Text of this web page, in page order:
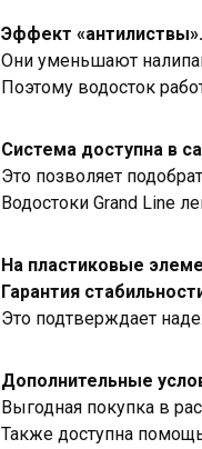
Эффект «антилиствы».
Они уменьшают
Поэтому водосток
Система доступна в
Это позволяет
Водостоки Grand Line
На пластиковые
Гарантия
Это подтверждает
Дополнительные
Выгодная покупка в
Также доступна